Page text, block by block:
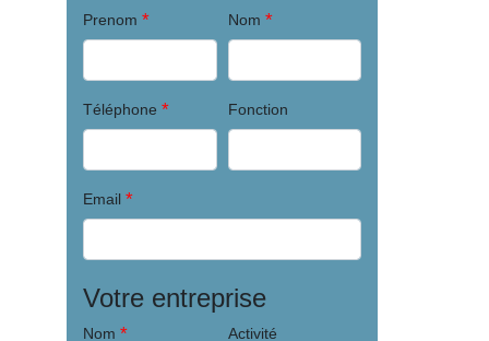
Prenom * Nom *
Téléphone * Fonction
Email *
Votre entreprise
Nom * Activité